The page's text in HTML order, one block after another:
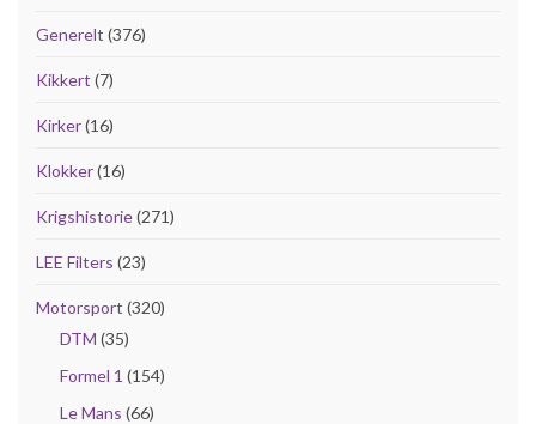
Generelt (376)
Kikkert (7)
Kirker(16)
Klokker(16)
Krigshistorie(271)
LEE Filters (23)
Motorsport (320)
DTM (35)
Formel 1 (154)
Le Mans (66)